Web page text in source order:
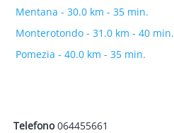
Mentana - 30.0 km - 35 min.
Monterotondo - 31.0 km - 40 min.
Pomezia - 40.0 km - 35 min.
Telefono064455661